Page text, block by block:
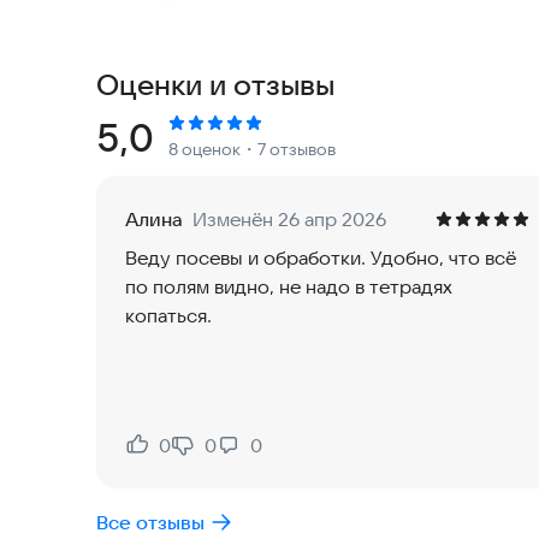
вопросы в чате, предупреждает о заморозках и
• Карта полей со спутника — нарисуйте
• История сезонов и севооборот по каждому
• Проблемные зоны с фото — болезни,
• Погода по координатам вашего поля на 7 дней
• Отчёты PDF и CSV — для банка, страховой и
💚 ТАРИФЫ
Для кого: фермерские хозяйства (КФХ),
«Моё Поле» — это учёт полей, дневник
Оценки и отзывы
Рейтинг:
5,0 8 оценок ・7 отзывов
Алина Изменён 26 апр 2026
Веду посевы и обработки. Удобно, что всё
по полям видно, не надо в тетрадях
копаться.
Нравится:
0
Не нравится:
0 0
Все отзывы